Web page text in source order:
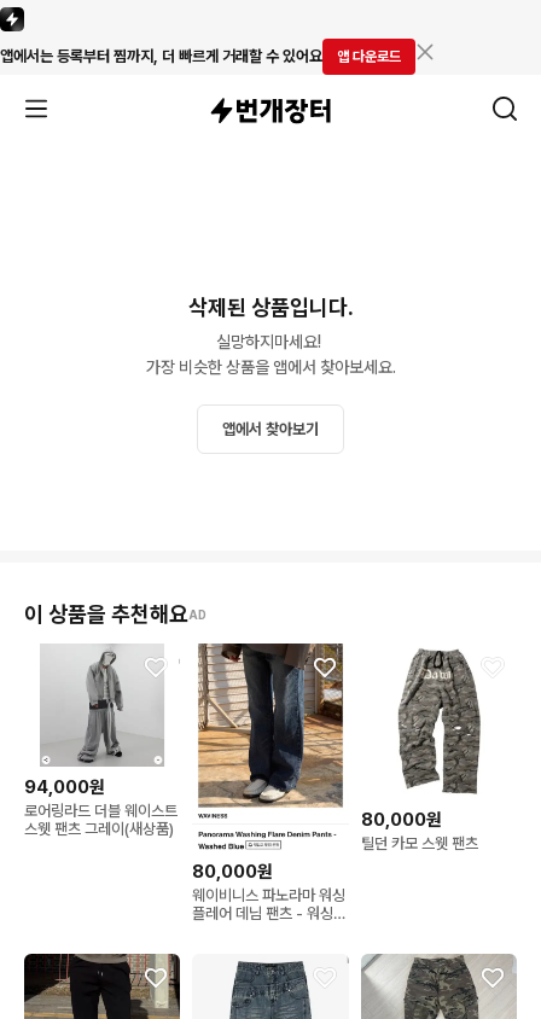
앱에서는 등록부터 찜까지, 더 빠르게 거래할 수 있어요 앱 다운로드
삭제된 상품입니다.
실망하지마세요!
가장 비슷한 상품을 앱에서 찾아보세요.
앱에서 찾아보기
이 상품을 추천해요AD
94,000원
로어링라드 더블 웨이스트
스웻 팬츠 그레이(새상품)
80,000원
웨이비니스 파노라마 워싱
플레어 데님 팬츠 - 워싱
80,000원
틸던 카모 스웻 팬츠